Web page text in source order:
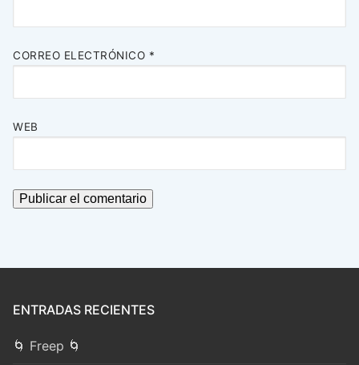
CORREO ELECTRÓNICO *
WEB
ENTRADAS RECIENTES
🌀 Freep 🌀